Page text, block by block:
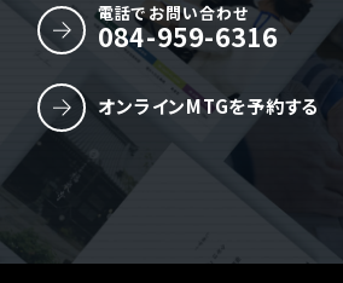
電話でお問い合わせ
084-959-6316
オンラインMTGを予約する